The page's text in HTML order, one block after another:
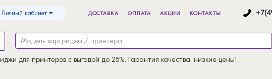
Личный кабинет ДОСТАВКА ОПЛАТА АКЦИИ КОНТАКТЫ
для принтеров с выгодой до 25%. Гарантия качества, низкие цены!